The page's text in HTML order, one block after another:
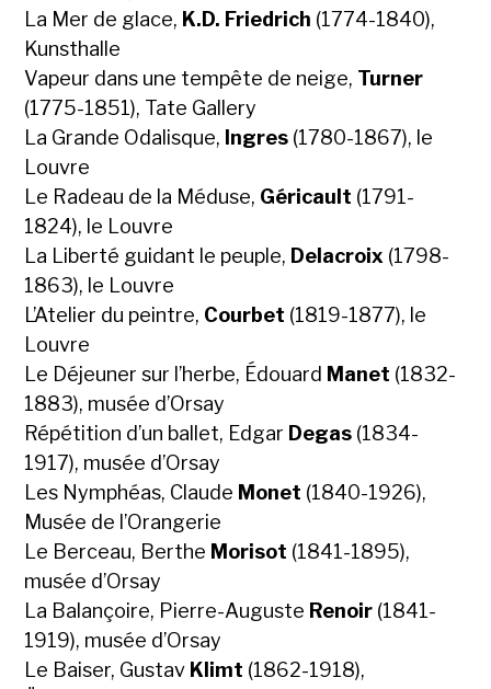
La Mer de glace, K.D. Friedrich (1774-1840),
Kunsthalle
Vapeur dans une tempête de neige, Turner
(1775-1851), Tate Gallery
La Grande Odalisque, Ingres (1780-1867), le
Louvre
Le Radeau de la Méduse, Géricault (1791-
1824), le Louvre
La Liberté guidant le peuple, Delacroix (1798-
1863), le Louvre
L’Atelier du peintre, Courbet (1819-1877), le
Louvre
Le Déjeuner sur l’herbe, Édouard Manet (1832-
1883), musée d’Orsay
Répétition d’un ballet, Edgar Degas (1834-
1917), musée d’Orsay
Les Nymphéas, Claude Monet (1840-1926),
Musée de l’Orangerie
Le Berceau, Berthe Morisot (1841-1895),
musée d’Orsay
La Balançoire, Pierre-Auguste Renoir (1841-
1919), musée d’Orsay
Le Baiser, Gustav Klimt (1862-1918),